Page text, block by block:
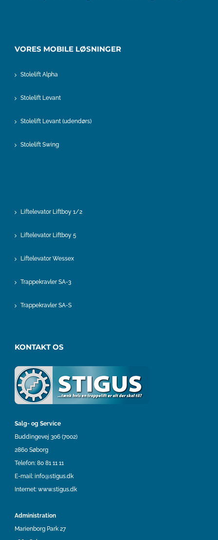
VORES MOBILE LØSNINGER
Stolelift Alpha
Stolelift Levant
Stolelift Levant (udendørs)
Stolelift Swing
Liftelevator Liftboy 1/2
Liftelevator Liftboy 5
Liftelevator Wessex
Trappekravler SA-3
Trappekravler SA-S
KONTAKT OS
Salg- og Service
Buddingevej 306 (7002)
2860 Søborg
Telefon: 80 81 11 11
E-mail: info@stigus.dk
Internet: www.stigus.dk
Administration
Marienborg Park 27